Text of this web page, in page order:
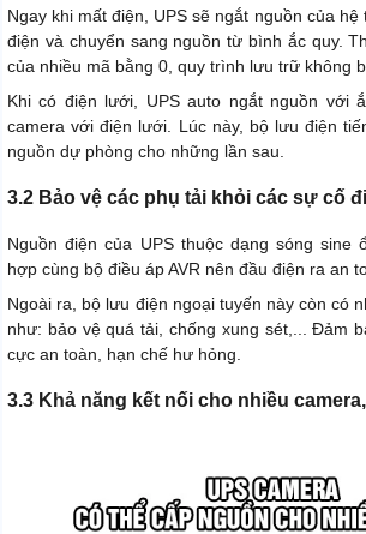
Ngay khi mất điện, UPS sẽ ngắt nguồn của
điện và chuyển sang nguồn từ bình ắc quy.
của nhiều mã bằng 0, quy trình lưu trữ không
Khi có điện lưới, UPS auto ngắt nguồn với
camera với điện lưới. Lúc này, bộ lưu điện
nguồn dự phòng cho những lần sau.
3.2 Bảo vệ các phụ tải khỏi các sự cố
Nguồn điện của UPS thuộc dạng sóng sine
hợp cùng bộ điều áp AVR nên đầu điện ra an
Ngoài ra, bộ lưu điện ngoại tuyến này còn có
như: bảo vệ quá tải, chống xung sét,... Đảm
cực an toàn, hạn chế hư hỏng.
3.3 Khả năng kết nối cho nhiều